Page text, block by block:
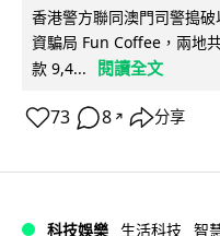
香港警方聯同澳門司警搗
資騙局 Fun Coffee，兩地
款 9,4...
閱讀全文
73 8 ↗ 分享
科技娛樂 生活科技 智